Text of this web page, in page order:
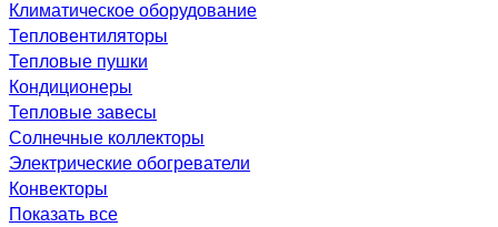
Климатическое оборудование
Тепловентиляторы
Тепловые пушки
Кондиционеры
Тепловые завесы
Солнечные коллекторы
Электрические обогреватели
Конвекторы
Показать все